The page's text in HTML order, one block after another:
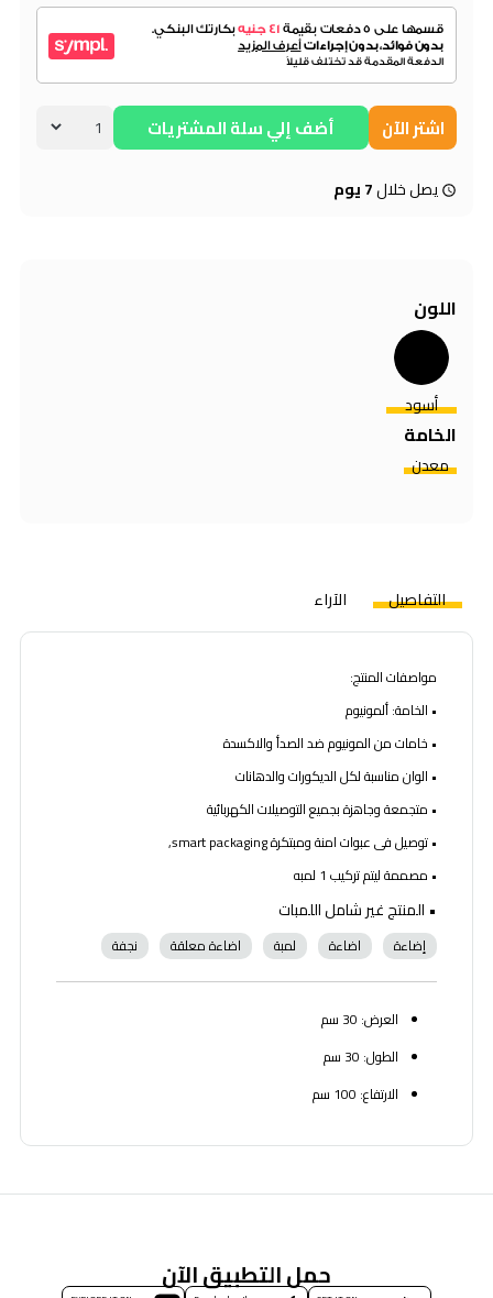
اشتر الآن أضف إلي سلة المشتريات
يصل خلال7 يوم
اللون
أسود
الخامة
معدن
التفاصيل الآراء
مواصفات المنتج:
• الخامة: ألمونيوم
• خامات من المونيوم ضد الصدأ والاكسدة
• الوان مناسبة لكل الديكورات والدهانات
• متجمعة وجاهزة بجميع التوصيلات الكهربائية
• توصيل فى عبوات امنة ومبتكرة smart packaging,
• مصممة ليتم تركيب 1 لمبه
• المنتج غير شامل اللمبات
إضاءة اضاءة لمبة اضاءة معلقة نجفة
العرض: 30 سم
الطول: 30 سم
الارتفاع: 100 سم
حمل التطبيق الآن